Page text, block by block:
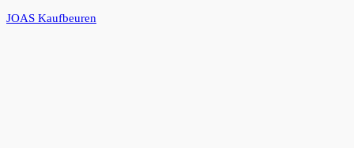
JOAS Kaufbeuren